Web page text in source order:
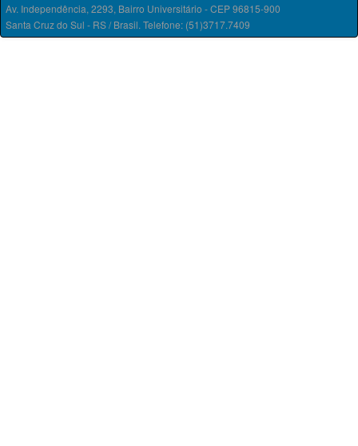
Av. Independência, 2293, Bairro Universitário - CEP 96815-900
Santa Cruz do Sul - RS / Brasil. Telefone: (51)3717.7409